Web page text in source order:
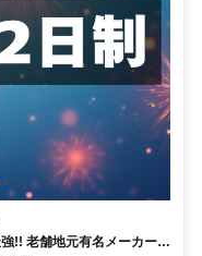
!! 老舗地元有名メーカーで